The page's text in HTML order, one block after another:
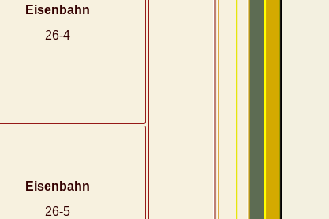
Eisenbahn
26-4
Eisenbahn
26-5